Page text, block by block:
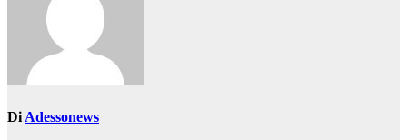
Di Adessonews